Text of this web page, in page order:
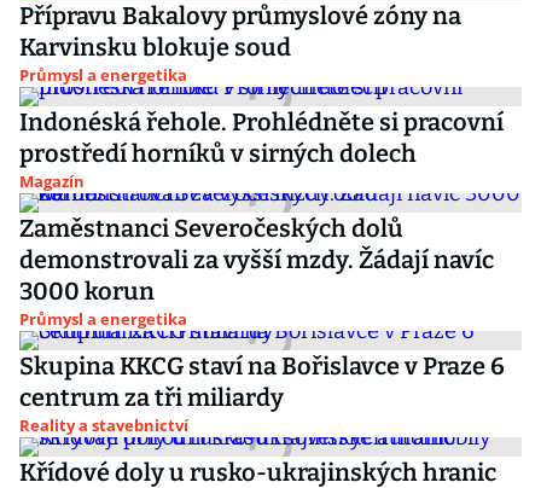
Přípravu Bakalovy průmyslové zóny na
Karvinsku blokuje soud
Průmysl a energetika
Indonéská řehole. Prohlédněte si pracovní
prostředí horníků v sirných dolech
Magazín
Zaměstnanci Severočeských dolů
demonstrovali za vyšší mzdy. Žádají navíc
3000 korun
Průmysl a energetika
Skupina KKCG staví na Bořislavce v Praze 6
centrum za tři miliardy
Reality a stavebnictví
Křídové doly u rusko-ukrajinských hranic